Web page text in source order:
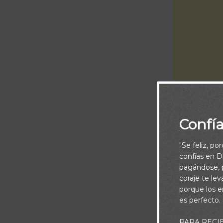
también nos
vuestro
La paz de
forma de
"Se feliz,
confías en
pagándose,
coraje te
porque los
es perfecto.